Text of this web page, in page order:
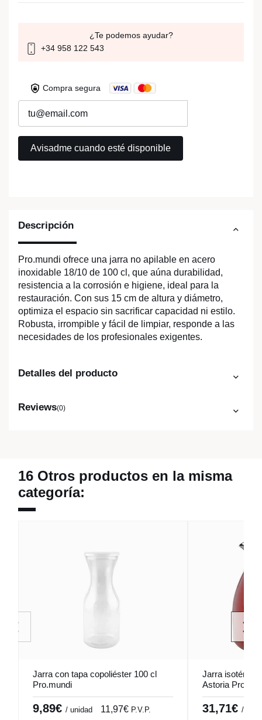
Descripción
Pro.mundi ofrece una jarra no apilable en acero
inoxidable 18/10 de 100 cl, que aúna durabilidad,
resistencia a la corrosión e higiene, ideal para la
restauración. Con sus 15 cm de altura y diámetro,
optimiza el espacio sin sacrificar capacidad ni estilo.
Robusta, irrompible y fácil de limpiar, responde a las
necesidades de los profesionales exigentes.
Detalles del producto
Reviews(0)
¿Te podemos ayudar?
+34 958 122 543
Compra segura
16 Otros productos en la misma
categoría:
Jarra con tapa copoliéster 100 cl
Pro.mundi
9,89€ / unidad 11,97€ P.V.P.
Jarra
Astoria
31,71€ /